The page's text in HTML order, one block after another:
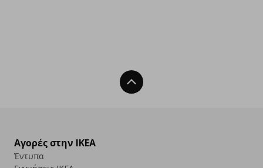
Back To Top
Αγορές στην IKEA
Έντυπα